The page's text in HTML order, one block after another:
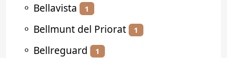
⚬ Bellavista 1
⚬ Bellmunt del Priorat 1
⚬ Bellreguard 1